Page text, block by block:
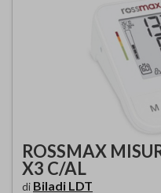
ROSSMAX
X3 C/AL
di Biladi LDT